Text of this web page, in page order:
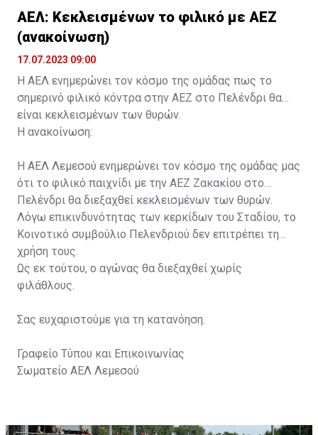
ΑΕΛ: Κεκλεισμένων το φιλικό με ΑΕΖ
(ανακοίνωση)
17.07.2023 09:00
Η ΑΕΛ ενημερώνει τον κόσμο της ομάδας πως το
σημερινό φιλικό κόντρα στην ΑΕΖ στο Πελένδρι θα
είναι κεκλεισμένων των θυρών.
Η ανακοίνωση:
Η ΑΕΛ Λεμεσού ενημερώνει τον κόσμο της ομάδας μας
ότι το φιλικό παιχνίδι με την ΑΕΖ Ζακακίου στο
Πελένδρι θα διεξαχθεί κεκλεισμένων των θυρών.
Λόγω επικινδυνότητας των κερκίδων του Σταδίου, το
Κοινοτικό συμβούλιο Πελενδριού δεν επιτρέπει τη
χρήση τους.
Ως εκ τούτου, ο αγώνας θα διεξαχθεί χωρίς
φιλάθλους.
Σας ευχαριστούμε για τη κατανόηση.
Γραφείο Τύπου και Επικοινωνίας
Σωματείο ΑΕΛ Λεμεσού